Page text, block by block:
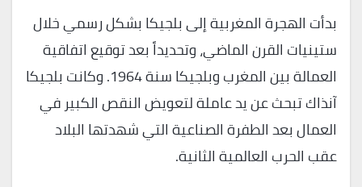
بدأت الهجرة المغربية إلى بلجيكا بشكل رسمي خلال
ستينيات القرن الماضي، وتحديداً بعد توقيع اتفاقية
العمالة بين المغرب وبلجيكا سنة 1964. وكانت بلجيكا
آنذاك تبحث عن يد عاملة لتعويض النقص الكبير في
العمال بعد الطفرة الصناعية التي شهدتها البلاد
عقب الحرب العالمية الثانية.